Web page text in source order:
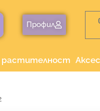
Профил
растителност